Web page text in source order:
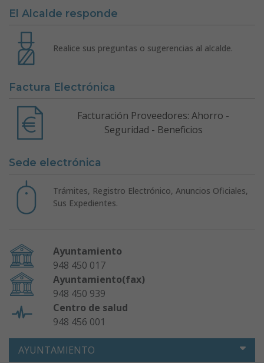
El Alcalde responde
Realice sus preguntas o sugerencias al alcalde.
Factura Electrónica
Facturación Proveedores: Ahorro -
Seguridad - Beneficios
Sede electrónica
Trámites, Registro Electrónico, Anuncios Oficiales,
Sus Expedientes.
Ayuntamiento
948 450 017
Ayuntamiento(fax)
948 450 939
Centro de salud
948 456 001
AYUNTAMIENTO